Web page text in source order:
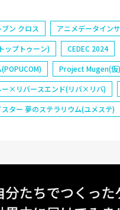
ン クロス
アニメデータイン
ップトゥーン)
CEDEC 2024
Project Mugen(仮)
ー×リバースエンド(リバ×リバ)
ター 夢のステラリウム(ユメステ)